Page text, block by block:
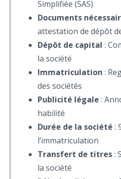
Simplifiée (SAS)
Documents
attestation de dépôt
Dépôt de capital :
la société
Immatriculation :
des sociétés
Publicité légale :
habilité
Durée de la société :
l’immatriculation
Transfert de titres:
la société